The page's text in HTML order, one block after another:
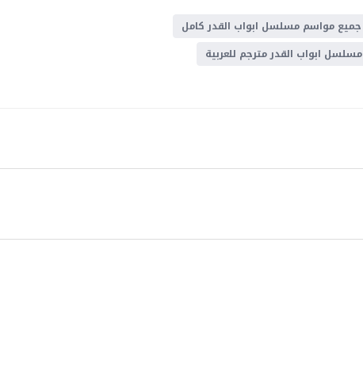
جميع مواسم مسلسل ابواب القدر كامل
مسلسل ابواب القدر مترجم للعربية